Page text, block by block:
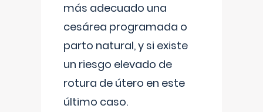
más adecuado una
cesárea programada o
parto natural, y si existe
un riesgo elevado de
rotura de útero en este
último caso.